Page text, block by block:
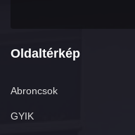
Oldaltérkép
Abroncsok
GYIK